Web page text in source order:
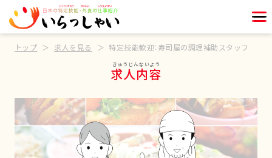
トップ 求人を見る 特定技能歓迎：寿司屋の調理補助スタッフ
求人内容